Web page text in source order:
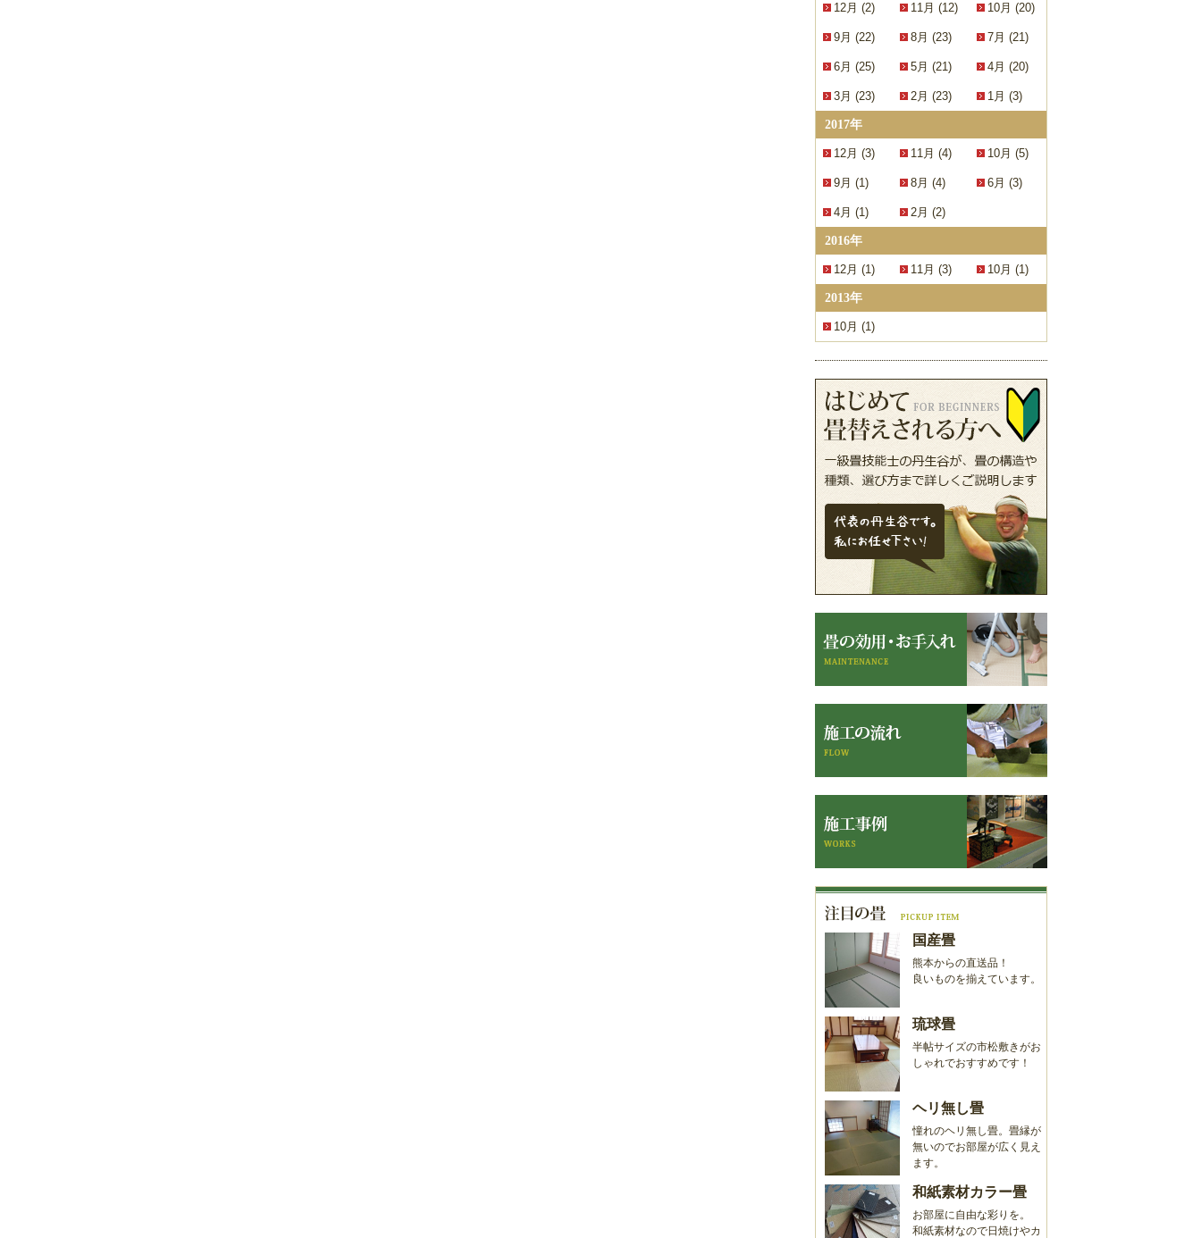
12月 (2) 11月 (12) 10月 (20)
9月 (22) 8月 (23) 7月 (21)
6月 (25) 5月 (21) 4月 (20)
3月 (23) 2月 (23) 1月 (3)
2017年
12月 (3) 11月 (4) 10月 (5)
9月 (1) 8月 (4) 6月 (3)
4月 (1) 2月 (2)
2016年
12月 (1) 11月 (3) 10月 (1)
2013年
10月 (1)
国産畳
熊本からの直送品！
良いものを揃えています。
琉球畳
半帖サイズの市松敷きがお
しゃれでおすすめです！
ヘリ無し畳
憧れのヘリ無し畳。畳縁が
無いのでお部屋が広く見え
ます。
和紙素材カラー畳
お部屋に自由な彩りを。
和紙素材なので日焼けやカ